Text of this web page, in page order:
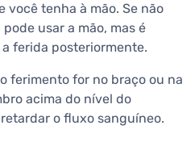
você tenha à mão. Se não
usar a mão, mas é
ferida posteriormente.
o ferimento for no braço ou na
acima do nível do
retardar o fluxo sanguíneo.